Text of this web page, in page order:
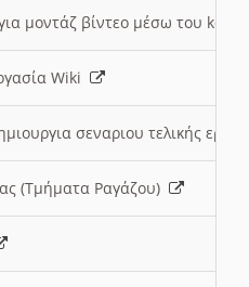
μοντάζ βίντεο μέσω του
Wiki
σεναριου τελικής
(Τμήματα Ραγάζου)